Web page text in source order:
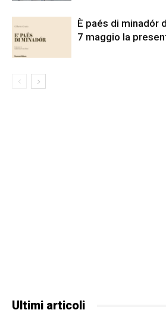
È paés di minadór
7 maggio la
Ultimi articoli